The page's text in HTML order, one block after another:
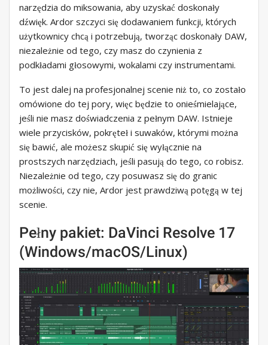
narzędzia do miksowania, aby uzyskać doskonały
dźwięk. Ardor szczyci się dodawaniem funkcji, których
użytkownicy chcą i potrzebują, tworząc doskonały DAW,
niezależnie od tego, czy masz do czynienia z
podkładami głosowymi, wokalami czy instrumentami.
To jest dalej na profesjonalnej scenie niż to, co zostało
omówione do tej pory, więc będzie to onieśmielające,
jeśli nie masz doświadczenia z pełnym DAW. Istnieje
wiele przycisków, pokręteł i suwaków, którymi można
się bawić, ale możesz skupić się wyłącznie na
prostszych narzędziach, jeśli pasują do tego, co robisz.
Niezależnie od tego, czy posuwasz się do granic
możliwości, czy nie, Ardor jest prawdziwą potęgą w tej
scenie.
Pełny pakiet: DaVinci Resolve 17
(Windows/macOS/Linux)